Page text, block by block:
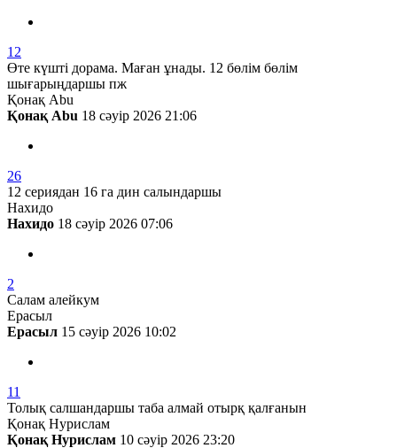
12
Өте күшті дорама. Маған ұнады. 12 бөлім бөлім
шығарыңдаршы пж
Қонақ Abu
Қонақ Abu 18 сәуір 2026 21:06
26
12 сериядан 16 га дин салындаршы
Нахидо
Нахидо 18 сәуір 2026 07:06
2
Салам алейкум
Ерасыл
Ерасыл 15 сәуір 2026 10:02
11
Толық салшандаршы таба алмай отырқ қалғанын
Қонақ Нурислам
Қонақ Нурислам 10 сәуір 2026 23:20